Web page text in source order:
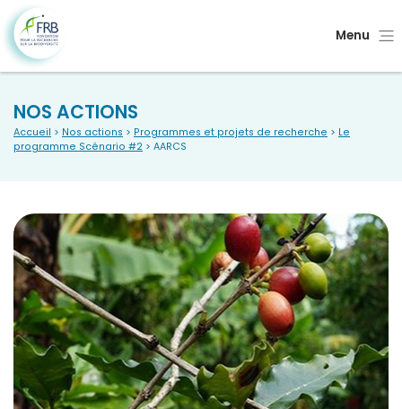
Menu
NOS ACTIONS
Accueil > Nos actions > Programmes et projets de recherche > Le
programme Scénario #2 > AARCS